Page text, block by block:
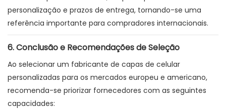
personalização e prazos de entrega, tornando-se uma
referência importante para compradores internacionais.
6. Conclusão e Recomendações de Seleção
Ao selecionar um fabricante de capas de celular
personalizadas para os mercados europeu e americano,
recomenda-se priorizar fornecedores com as seguintes
capacidades: